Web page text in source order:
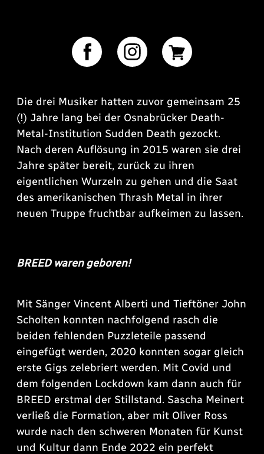
Die drei Musiker hatten zuvor gemeinsam 25
(!) Jahre lang bei der Osnabrücker Death-
Metal-Institution Sudden Death gezockt.
Nach deren Auflösung in 2015 waren sie drei
Jahre später bereit, zurück zu ihren
eigentlichen Wurzeln zu gehen und die Saat
des amerikanischen Thrash Metal in ihrer
neuen Truppe fruchtbar aufkeimen zu lassen.
BREED waren geboren!
Mit Sänger Vincent Alberti und Tieftöner John
Scholten konnten nachfolgend rasch die
beiden fehlenden Puzzleteile passend
eingefügt werden, 2020 konnten sogar gleich
erste Gigs zelebriert werden. Mit Covid und
dem folgenden Lockdown kam dann auch für
BREED erstmal der Stillstand. Sascha Meinert
verließ die Formation, aber mit Oliver Ross
wurde nach den schweren Monaten für Kunst
und Kultur dann Ende 2022 ein perfekt